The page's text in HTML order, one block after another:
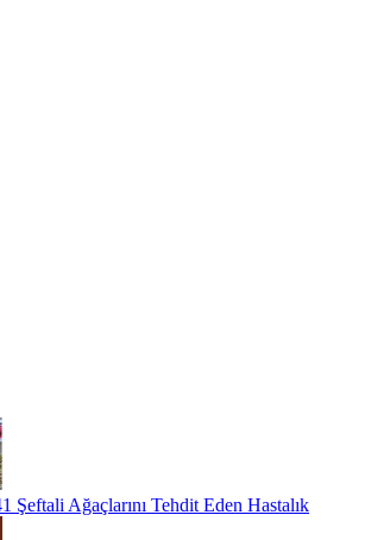
Şeftali Ağaçlarını Tehdit Eden Hastalık